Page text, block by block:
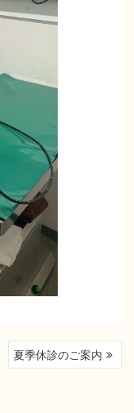
夏季休診のご案内